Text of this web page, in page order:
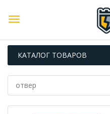
КАТАЛОГ ТОВАРОВ